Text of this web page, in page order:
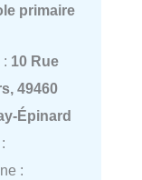
primaire
10 Rue
49460
Épinard
: